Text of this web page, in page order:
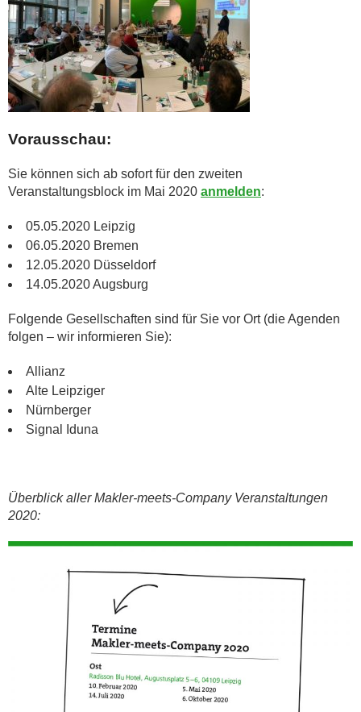
Vorausschau:
Sie können sich ab sofort für den zweiten
Veranstaltungsblock im Mai 2020 anmelden:
05.05.2020 Leipzig
06.05.2020 Bremen
12.05.2020 Düsseldorf
14.05.2020 Augsburg
Folgende Gesellschaften sind für Sie vor Ort (die Agenden
folgen – wir informieren Sie):
Allianz
Alte Leipziger
Nürnberger
Signal Iduna
Überblick aller Makler-meets-Company Veranstaltungen
2020: